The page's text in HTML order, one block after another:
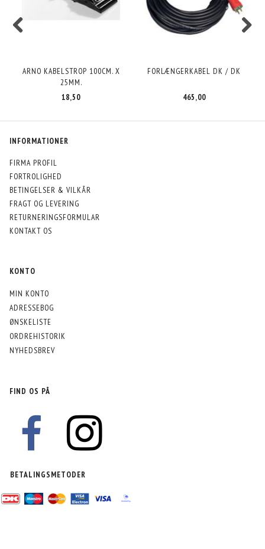
ARNO KABELSTROP 100CM. X
25MM.
18,50
FORLÆNGERKABEL DK / DK
465,00
INFORMATIONER
FIRMA PROFIL
FORTROLIGHED
BETINGELSER & VILKÅR
FRAGT OG LEVERING
RETURNERINGSFORMULAR
KONTAKT OS
KONTO
MIN KONTO
ADRESSEBOG
ØNSKELISTE
ORDREHISTORIK
NYHEDSBREV
FIND OS PÅ
BETALINGSMETODER